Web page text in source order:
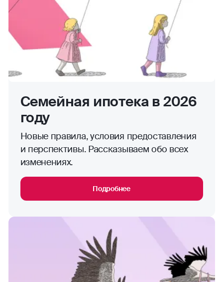
Семейная ипотека в 2026
году
Новые правила, условия предоставления
и перспективы. Рассказываем обо всех
изменениях.
Подробнее